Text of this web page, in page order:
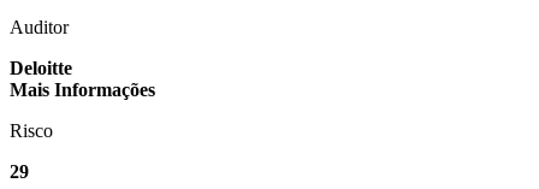
Auditor
Deloitte
Mais Informações
Risco
29